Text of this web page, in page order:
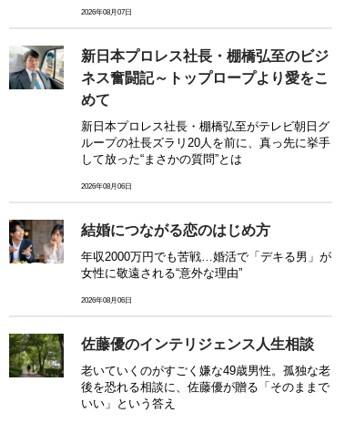
2026年08月07日
新日本プロレス社長・棚橋弘至のビジ
ネス奮闘記～トップロープより愛をこ
めて
新日本プロレス社長・棚橋弘至がテレビ朝日グ
ループの社長ズラリ20人を前に、真っ先に挙手
して放った“まさかの質問”とは
2026年08月06日
結婚につながる恋のはじめ方
年収2000万円でも苦戦…婚活で「デキる男」が
女性に敬遠される“意外な理由”
2026年08月06日
佐藤優のインテリジェンス人生相談
老いていくのがすごく嫌な49歳男性。孤独な老
後を恐れる相談に、佐藤優が贈る「そのままで
いい」という答え